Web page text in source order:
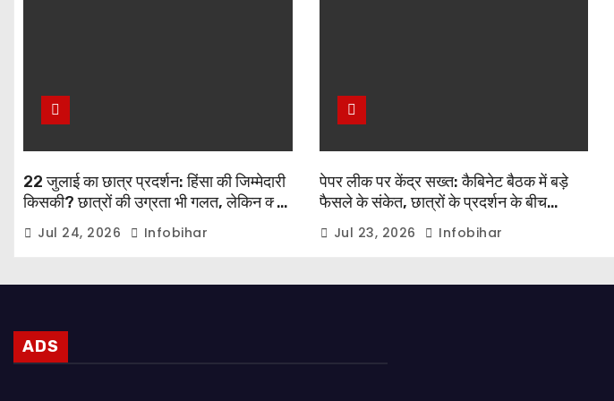
22 जुलाई का छात्र प्रदर्शन: हिंसा की जिम्मेदारी
किसकी? छात्रों की उग्रता भी गलत, लेकिन क्या
बल प्रयोग आख़िरी विकल्प था?
Jul 24, 2026 Infobihar
पेपर लीक पर केंद्र सख्त: कैबिनेट बैठक में बड़े
फैसले के संकेत, छात्रों के प्रदर्शन के बीच
प्रधानमंत्री नरेंद्र मोदी का बड़ा बयान
Jul 23, 2026 Infobihar
ADS